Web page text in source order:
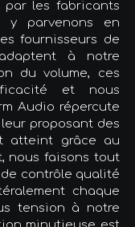
les fabricants
y parvenons en
fournisseurs de
à notre
du volume, ces
et nous
Audio répercute
proposant des
atteint grâce au
nous faisons tout
contrôle qualité
chaque
tension à notre